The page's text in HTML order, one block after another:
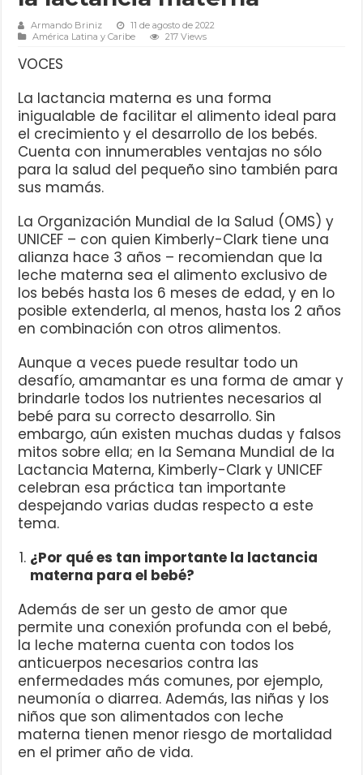
Armando Briniz
11 de agosto de 2022
América Latina y Caribe
217 Views
VOCES
La lactancia materna es una forma
inigualable de facilitar el alimento ideal para
el crecimiento y el desarrollo de los bebés.
Cuenta con innumerables ventajas no sólo
para la salud del pequeño sino también para
sus mamás.
La Organización Mundial de la Salud (OMS) y
UNICEF – con quien Kimberly-Clark tiene una
alianza hace 3 años – recomiendan que la
leche materna sea el alimento exclusivo de
los bebés hasta los 6 meses de edad, y en lo
posible extenderla, al menos, hasta los 2 años
en combinación con otros alimentos.
Aunque a veces puede resultar todo un
desafío, amamantar es una forma de amar y
brindarle todos los nutrientes necesarios al
bebé para su correcto desarrollo. Sin
embargo, aún existen muchas dudas y falsos
mitos sobre ella; en la Semana Mundial de la
Lactancia Materna, Kimberly-Clark y UNICEF
celebran esa práctica tan importante
despejando varias dudas respecto a este
tema.
¿Por qué es tan importante la lactancia
materna para el bebé?
Además de ser un gesto de amor que
permite una conexión profunda con el bebé,
la leche materna cuenta con todos los
anticuerpos necesarios contra las
enfermedades más comunes, por ejemplo,
neumonía o diarrea. Además, las niñas y los
niños que son alimentados con leche
materna tienen menor riesgo de mortalidad
en el primer año de vida.